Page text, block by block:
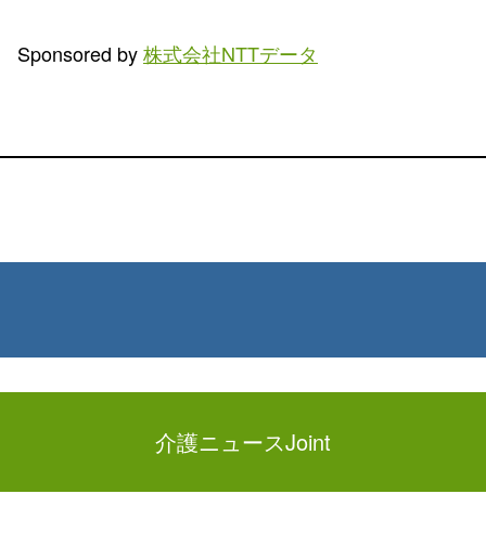
Sponsored by株式会社NTTデータ
介護ニュースJoint